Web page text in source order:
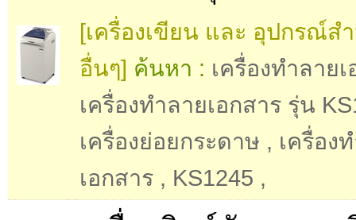
[เครื่องเขียน และ อุปกรณ์ส
อื่นๆ] ค้นหา : เครื่องทำลาย
เครื่องทำลายเอกสาร รุ่น
เครื่องย่อยกระดาษ , เครื่อง
เอกสาร , KS1245 ,